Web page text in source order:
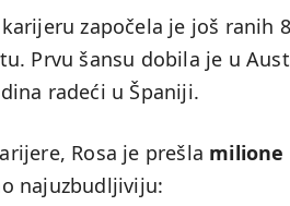
započela je još ranih
Prvu šansu dobila je u
radeći u Španiji.
Rosa je prešla
najuzbudljiviju: